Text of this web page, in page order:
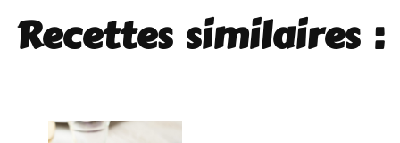
Recettes similaires :